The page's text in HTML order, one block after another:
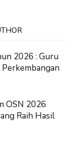
2026 : Guru
OSN 2026
Raih Hasil